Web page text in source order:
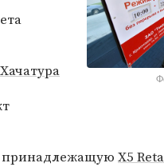
Хачатура
принадлежащую X5